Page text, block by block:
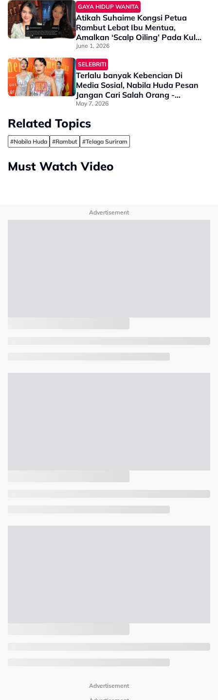
GAYA HIDUP WANITA
Atikah Suhaime Kongsi Petua
Rambut Lebat Ibu Mentua,
Amalkan ‘Scalp Oiling’ Pada Kulit
Kepala - “Kalau Nak Kulit Cantik
& Bersih…”
June 1, 2026
SELEBRITI
Terlalu banyak Kebencian Di
Media Sosial, Nabila Huda Pesan
Jangan Cari Salah Orang -
“Ramai Yang Makin Sakit…”
May 7, 2026
Related Topics
#Nabila Huda #Rambut #Telaga Suriram
Must Watch Video
Advertisement
Advertisement